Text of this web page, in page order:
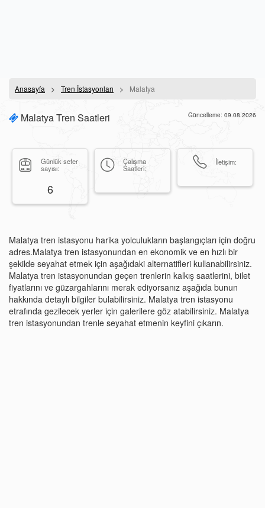
Anasayfa Tren İstasyonları Malatya
Malatya Tren Saatleri Güncelleme: 09.08.2026
Günlük sefer
sayısı:
6
Çalışma
Saatleri:
İletişim:
Malatya tren istasyonu harika yolculukların başlangıçları için doğru
adres.Malatya tren istasyonundan en ekonomik ve en hızlı bir
şekilde seyahat etmek için aşağıdaki alternatifleri kullanabilirsiniz.
Malatya tren istasyonundan geçen trenlerin kalkış saatlerini, bilet
fiyatlarını ve güzargahlarını merak ediyorsanız aşağıda bunun
hakkında detaylı bilgiler bulabilirsiniz. Malatya tren istasyonu
etrafında gezilecek yerler için galerilere göz atabilirsiniz. Malatya
tren istasyonundan trenle seyahat etmenin keyfini çıkarın.